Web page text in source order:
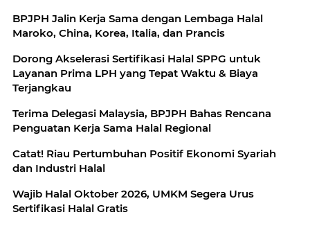
BPJPH Jalin Kerja Sama dengan Lembaga Halal
Maroko, China, Korea, Italia, dan Prancis
Dorong Akselerasi Sertifikasi Halal SPPG untuk
Layanan Prima LPH yang Tepat Waktu & Biaya
Terjangkau
Terima Delegasi Malaysia, BPJPH Bahas Rencana
Penguatan Kerja Sama Halal Regional
Catat! Riau Pertumbuhan Positif Ekonomi Syariah
dan Industri Halal
Wajib Halal Oktober 2026, UMKM Segera Urus
Sertifikasi Halal Gratis